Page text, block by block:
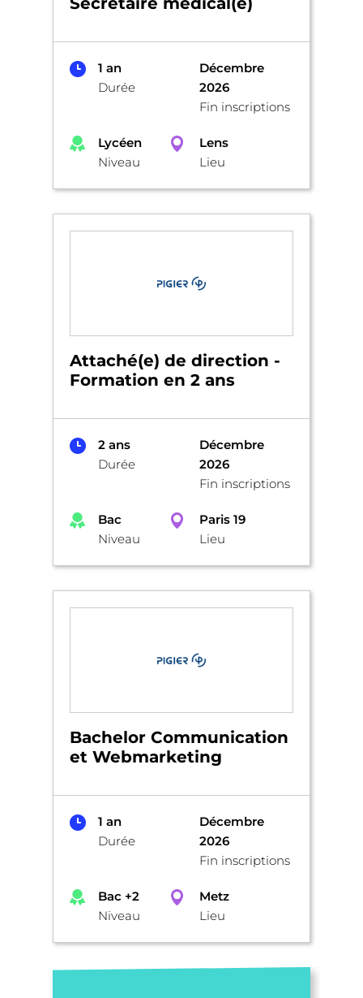
1 an
Durée
Décembre
2026
Fin inscriptions
Lycéen
Niveau
Lens
Lieu
Attaché(e) de direction -
Formation en 2 ans
2 ans
Durée
Décembre
2026
Fin inscriptions
Bac
Niveau
Paris 19
Lieu
Bachelor Communication
et Webmarketing
1 an
Durée
Décembre
2026
Fin inscriptions
Bac +2
Niveau
Metz
Lieu